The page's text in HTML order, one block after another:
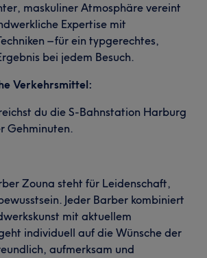
maskuliner Atmosphäre vereint
Expertise mit
– für ein typgerechtes,
bei jedem Besuch.
Verkehrsmittel:
du die S-Bahnstation Harburg
Gehminuten.
Zouna steht für Leidenschaft,
Jeder Barber kombiniert
mit aktuellem
individuell auf die Wünsche der
aufmerksam und